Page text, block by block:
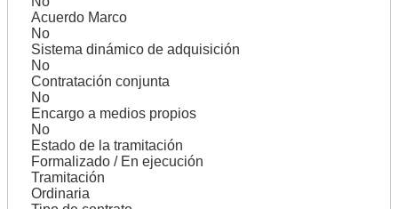
Acuerdo Marco
No
Sistema dinámico de adquisición
No
Contratación conjunta
No
Encargo a medios propios
No
Estado de la tramitación
Formalizado / En ejecución
Tramitación
Ordinaria